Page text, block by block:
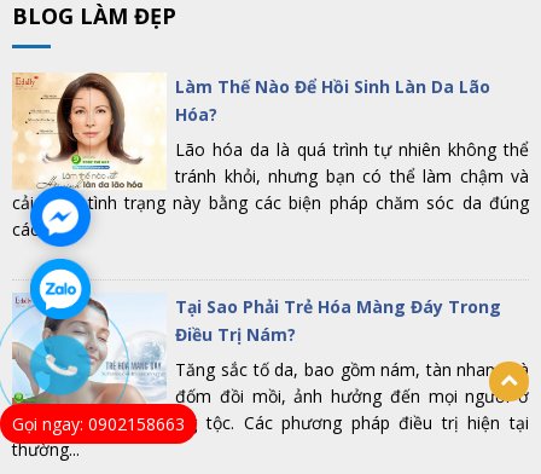
BLOG LÀM ĐẸP
Làm Thế Nào Để Hồi Sinh Làn Da Lão
Hóa?
Lão hóa da là quá trình tự nhiên không thể
tránh khỏi, nhưng bạn có thể làm chậm và
cải thiện tình trạng này bằng các biện pháp chăm sóc da đúng
cách.
Tại Sao Phải Trẻ Hóa Màng Đáy Trong
Điều Trị Nám?
Tăng sắc tố da, bao gồm nám, tàn nhang và
đốm đồi mồi, ảnh hưởng đến mọi người ở
mọi lứa tuổi và chủng tộc. Các phương pháp điều trị hiện tại
thường...
Gọi ngay: 0902158663